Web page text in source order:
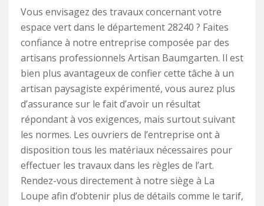
Vous envisagez des travaux concernant votre
espace vert dans le département 28240 ? Faites
confiance à notre entreprise composée par des
artisans professionnels Artisan Baumgarten. Il est
bien plus avantageux de confier cette tâche à un
artisan paysagiste expérimenté, vous aurez plus
d’assurance sur le fait d’avoir un résultat
répondant à vos exigences, mais surtout suivant
les normes. Les ouvriers de l’entreprise ont à
disposition tous les matériaux nécessaires pour
effectuer les travaux dans les règles de l’art.
Rendez-vous directement à notre siège à La
Loupe afin d’obtenir plus de détails comme le tarif,